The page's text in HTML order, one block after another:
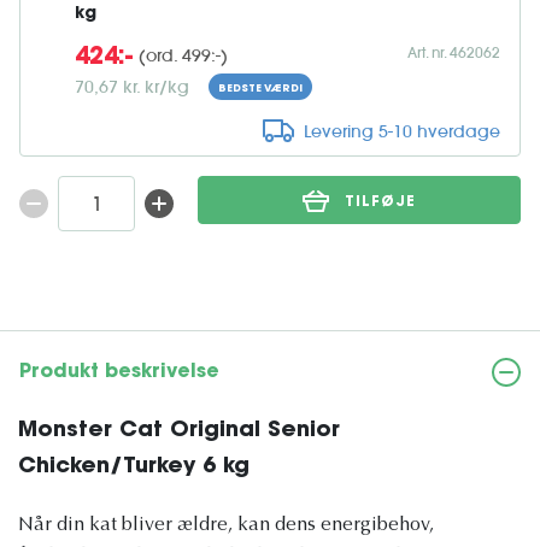
kg
424:- (ord. 499:-)
70,67 kr. kr/kg
BEDSTE VÆRDI
Art. nr. 462062
Levering 5-10 hverdage
TILFØJE
Produkt beskrivelse
Monster Cat Original Senior
Chicken/Turkey 6 kg
Når din kat bliver ældre, kan dens energibehov,